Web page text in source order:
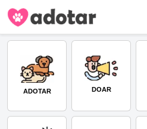
ADOTAR DOAR